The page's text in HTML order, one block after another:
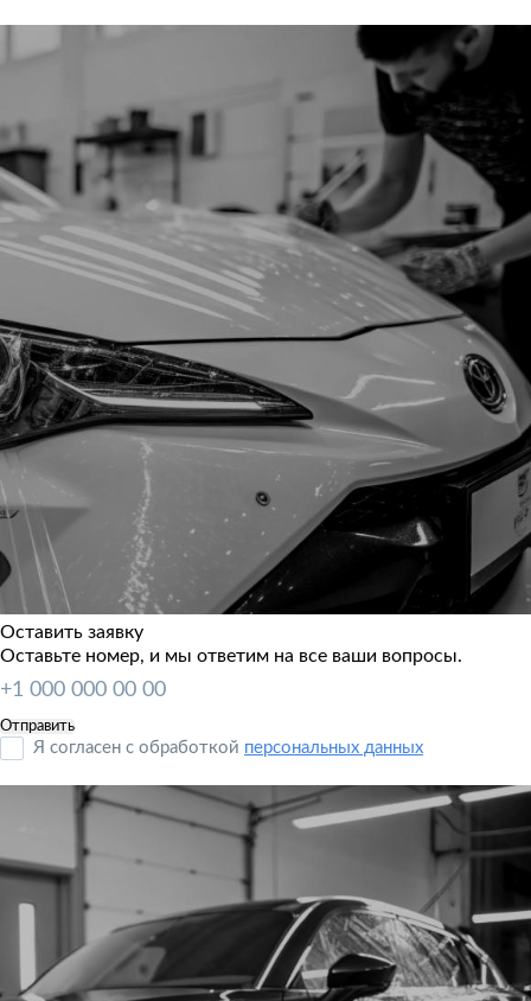
Оставить заявку
Оставьте номер, и мы ответим на все ваши вопросы.
Я согласен с обработкой персональных данных